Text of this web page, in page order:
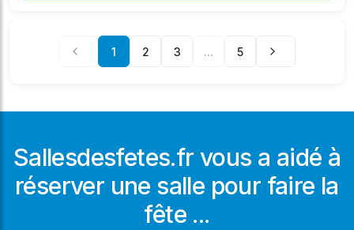
1 2 3 ... 5
Sallesdesfetes.fr vous a aidé à
réserver une salle pour faire la
fête ...